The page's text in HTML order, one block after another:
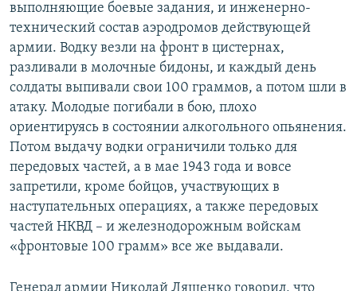
выполняющие боевые задания, и инженерно-
технический состав аэродромов действующей
армии. Водку везли на фронт в цистернах,
разливали в молочные бидоны, и каждый день
солдаты выпивали свои 100 граммов, а потом шли в
атаку. Молодые погибали в бою, плохо
ориентируясь в состоянии алкогольного опьянения.
Потом выдачу водки ограничили только для
передовых частей, а в мае 1943 года и вовсе
запретили, кроме бойцов, участвующих в
наступательных операциях, а также передовых
частей НКВД – и железнодорожным войскам
«фронтовые 100 грамм» все же выдавали.